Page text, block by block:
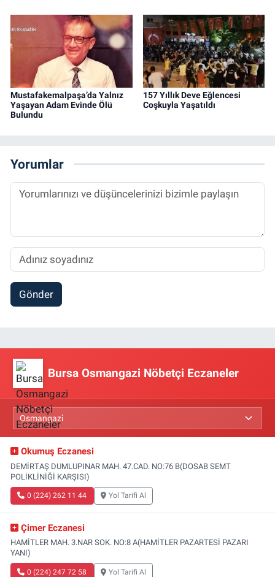
Mustafakemalpaşa’da Yalnız
Yaşayan Adam Evinde Ölü
Bulundu
157 Yıllık Deve Eğlencesi
Coşkuyla Yaşatıldı
Yorumlar
Gönder
Bursa Osmangazi Nöbetçi Eczaneler
Okumuş Eczanesi
DEMİRTAŞ DUMLUPINAR MAH. 47.CAD. NO:76 B(DOSAB SEMT
POLİKLİNİĞİ KARŞISI)
0 (224) 262 11 44 Yol Tarifi Al
Çimer Eczanesi
HAMİTLER MAH. 3.NAR SOK. NO:8 A(HAMİTLER PAZARTESİ PAZARI
YANI)
0 (224) 247 72 58 Yol Tarifi Al